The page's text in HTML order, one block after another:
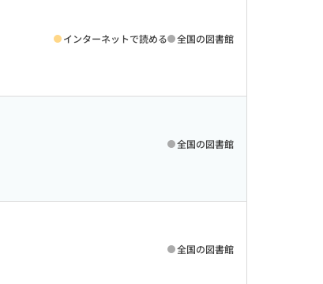
インターネットで読める 全国の図書館
全国の図書館
全国の図書館